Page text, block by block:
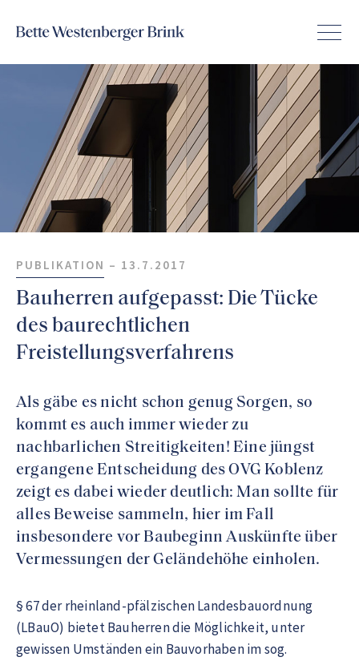
PUBLIKATION – 13.7.2017
Bauherren aufgepasst: Die Tücke
des baurechtlichen
Freistellungsverfahrens
Als gäbe es nicht schon genug Sorgen, so
kommt es auch immer wieder zu
nachbarlichen Streitigkeiten! Eine jüngst
ergangene Entscheidung des OVG Koblenz
zeigt es dabei wieder deutlich: Man sollte für
alles Beweise sammeln, hier im Fall
insbesondere vor Baubeginn Auskünfte über
Vermessungen der Geländehöhe einholen.
§ 67 der rheinland-pfälzischen Landesbauordnung
(LBauO) bietet Bauherren die Möglichkeit, unter
gewissen Umständen ein Bauvorhaben im sog.